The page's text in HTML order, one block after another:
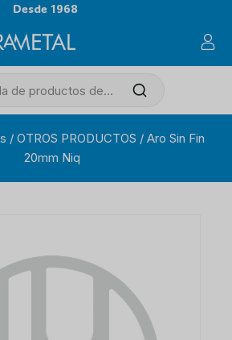
Desde 1968
/ OTROS PRODUCTOS / Aro Sin Fin
20mm Niq